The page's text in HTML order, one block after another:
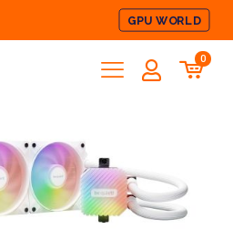
GPU WORLD
0